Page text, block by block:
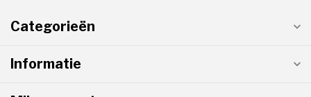
Categorieën
Informatie